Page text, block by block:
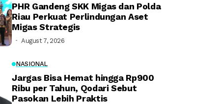
PHR Gandeng SKK Migas dan Polda
Riau Perkuat Perlindungan Aset
Migas Strategis
August 7, 2026
NASIONAL
Jargas Bisa Hemat hingga Rp900
Ribu per Tahun, Qodari Sebut
Pasokan Lebih Praktis